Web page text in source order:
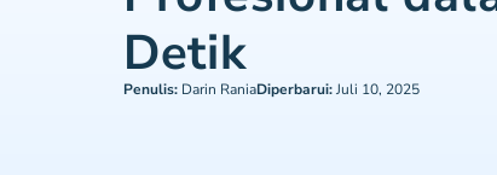
Detik
Penulis: Darin RaniaDiperbarui:Juli 10, 2025